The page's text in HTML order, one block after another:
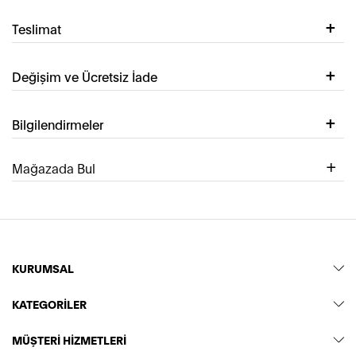
Teslimat
Değişim ve Ücretsiz İade
Bilgilendirmeler
Mağazada Bul
KURUMSAL
KATEGORİLER
MÜŞTERİ HİZMETLERİ